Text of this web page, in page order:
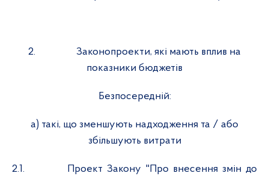
2.
Законопроекти, які мають вплив на
показники бюджетів
Безпосередній:
а) такі, що зменшують надходження та / або
збільшують витрати
2.1.
Проект Закону "Про внесення змін до